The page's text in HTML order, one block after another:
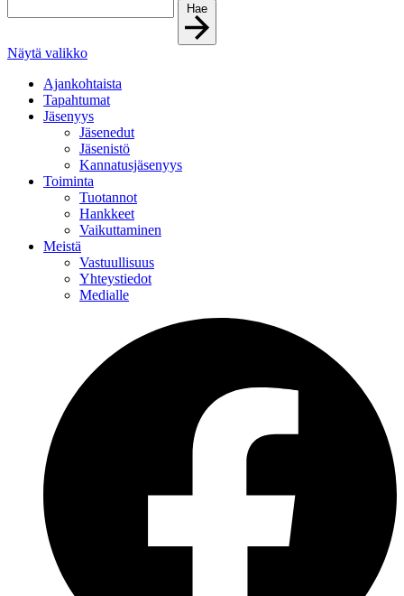
Hae
Näytä valikko
Ajankohtaista
Tapahtumat
Jäsenyys
Jäsenedut
Jäsenistö
Kannatusjäsenyys
Toiminta
Tuotannot
Hankkeet
Vaikuttaminen
Meistä
Vastuullisuus
Yhteystiedot
Medialle